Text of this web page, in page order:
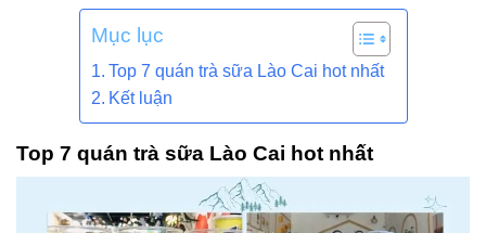
Mục lục
Top 7 quán trà sữa Lào Cai hot nhất
Kết luận
Top 7 quán trà sữa Lào Cai hot nhất